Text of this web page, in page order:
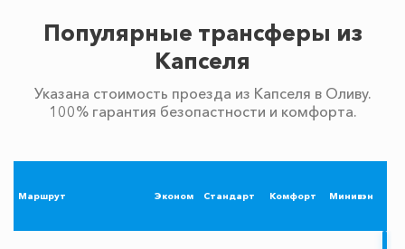
Популярные трансферы из
Капселя
Указана стоимость проезда из Капселя в Оливу.
100% гарантия безопастности и комфорта.
Маршрут Эконом Стандарт Комфорт Минивэн